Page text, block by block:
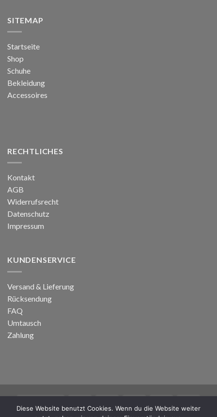
SITEMAP
Startseite
Shop
Schuhe
Bekleidung
Accessoires
RECHTLICHES
Kontakt
AGB
Widerrufsrecht
Datenschutz
Impressum
KUNDENSERVICE
Versand & Lieferung
Rücksendung
FAQ
Umtausch
Zahlung
Diese Website benutzt Cookies. Wenn du die Website weiter